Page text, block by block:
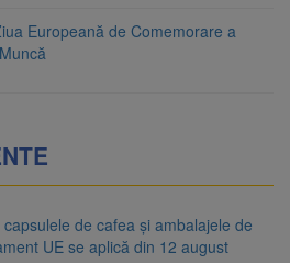
Europeană de Comemorare a
de cafea și ambalajele de
UE se aplică din 12 august